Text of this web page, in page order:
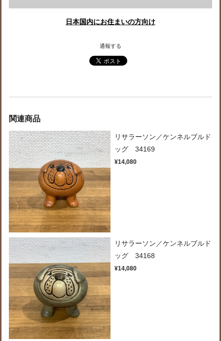
日本国内にお住まいの方向け
通報する
関連商品
リサラーソン／ケンネルブルド
ッグ 34169
¥14,080
リサラーソン／ケンネルブルド
ッグ 34168
¥14,080